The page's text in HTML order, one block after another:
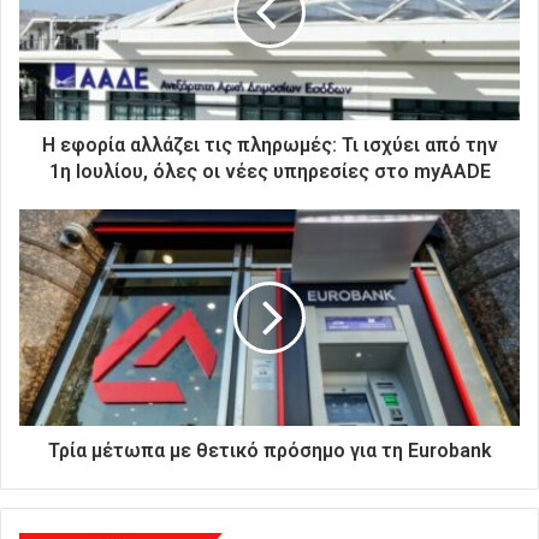
η
λ
ε
κ
τ
ι
κ
ή
σ
α
ς
δ
ι
ε
υ
Η εφορία αλλάζει τις πληρωμές: Τι ισχύει από την
1η Ιουλίου, όλες οι νέες υπηρεσίες στο myAADE
Τρία μέτωπα με θετικό πρόσημο για τη Eurobank